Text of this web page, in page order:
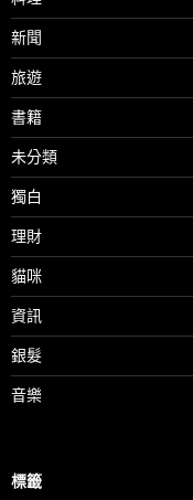
新聞
旅遊
書籍
未分類
獨白
理財
貓咪
資訊
銀髮
音樂
標籤